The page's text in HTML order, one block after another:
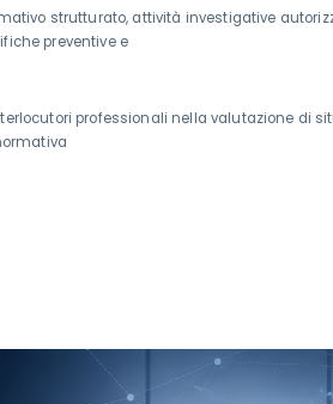
strutturato, attività investigative
preventive e
professionali nella valutazione di